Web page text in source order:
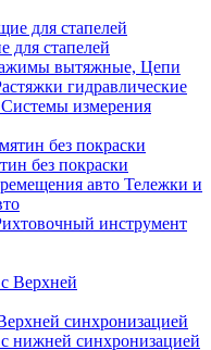
для стапелей
вытяжные, Цепи
гидравлические
Системы измерения
без покраски
Тележки и
инструмент
синхронизацией